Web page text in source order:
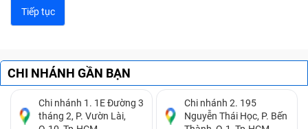
Các lỗi màn hình máy tính Dell Latitude 7200 2-in-1
thường gặp
Nếu máy tính Dell Latitude 7200 2-in-1 của bạn có 1
CHI NHÁNH GẦN BẠN
Chi nhánh 1. 1E Đường 3
tháng 2, P. Vườn Lài,
Chi nhánh 2. 195
Nguyễn Thái Học, P. Bến